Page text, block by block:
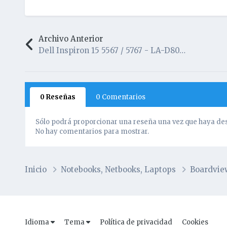
Archivo Anterior
Dell Inspiron 15 5567 / 5767 - LA-D801P BAL20 - Boardview
0 Reseñas 0 Comentarios
Sólo podrá proporcionar una reseña una vez que haya
No hay comentarios para mostrar.
Inicio Notebooks, Netbooks, Laptops
Idioma Tema Política de privacidad Cookies